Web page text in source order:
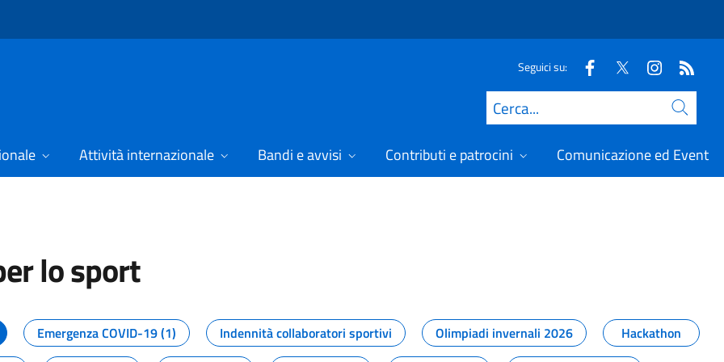
Seguici su:
Cerca
Attività internazionale Bandi e avvisi Contributi e patrocini Comunicazione ed Eventi
lo sport
dal Dipartimento per lo sport
Emergenza COVID-19 (1) Indennità collaboratori sportivi Olimpiadi invernali 2026
Hackathon